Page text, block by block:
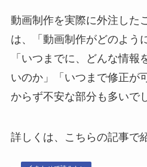
動画制作を実際に外注した
は、「動画制作がどのよう
「いつまでに、どんな情報
いのか」「いつまで修正が
からず不安な部分も多いで
詳しくは、こちらの記事で